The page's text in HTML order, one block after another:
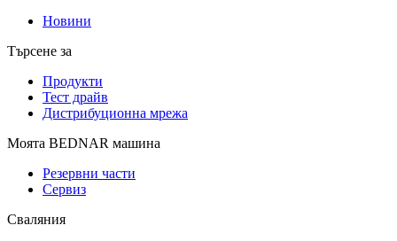
Новини
Търсене за
Продукти
Тест драйв
Дистрибуционна мрежа
Моята BEDNAR машина
Резервни части
Сервиз
Сваляния